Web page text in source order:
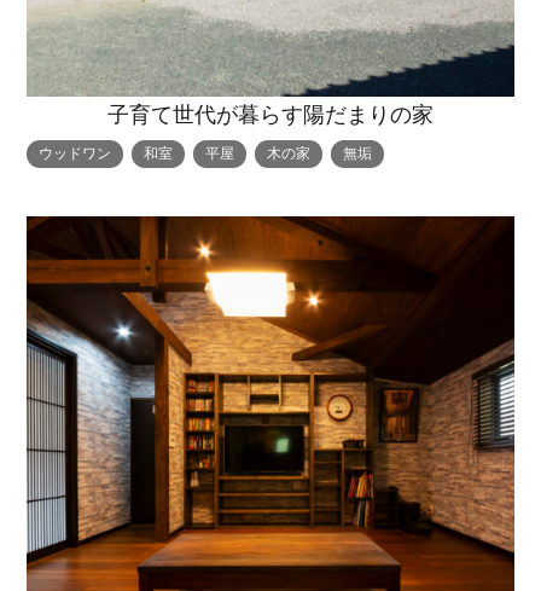
子育て世代が暮らす陽だまりの家
ウッドワン 和室 平屋 木の家 無垢